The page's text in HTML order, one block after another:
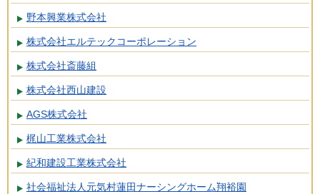
野本興業株式会社
株式会社エルテックコーポレーション
株式会社斎藤組
株式会社西山建設
AGS株式会社
梶山工業株式会社
紀和建設工業株式会社
社会福祉法人元気村蓮田ナーシングホーム翔裕園